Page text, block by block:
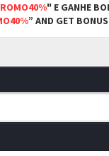
" E GANHE
” AND GET